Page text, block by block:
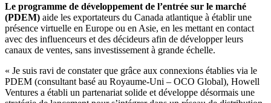
Le programme de développement de l’entrée sur le marché
(PDEM) aide les exportateurs du Canada atlantique à établir une
présence virtuelle en Europe ou en Asie, en les mettant en contact
avec des influenceurs et des décideurs afin de développer leurs
canaux de ventes, sans investissement à grande échelle.
« Je suis ravi de constater que grâce aux connexions établies via le
PDEM (consultant basé au Royaume-Uni – OCO Global), Howell
Ventures a établi un partenariat solide et développe désormais une